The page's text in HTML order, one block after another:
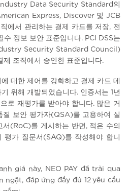
Data Security Standard의
Express, Discover 및 JCB
에서 관리하는 결제 카드를 저장, 전
수 정보 보안 표준입니다. PCI DSS는
Security Standard Council)
제 조직에서 승인한 표준입니다.
대한 제어를 강화하고 결제 카드 데
위해 개발되었습니다. 인증서는 1년
로 재평가를 받아야 합니다. 많은 거
질 보안 평가자(QSA)를 고용하여 실
(RoC)를 게시하는 반면, 적은 수의
평가 질문서(SAQ)를 작성해야 합니
giá này, NEO PAY đã trải qua
đáp ứng đầy đủ 12 yêu cầu